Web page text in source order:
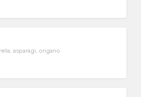
asparagi, origano